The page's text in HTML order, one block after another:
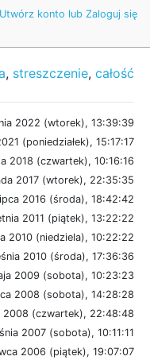
Utwórz konto lub Zaloguj się
, streszczenie, całość
2022 (wtorek), 13:39:39
(poniedziałek), 15:17:17
2018 (czwartek), 10:16:16
2017 (wtorek), 22:35:35
2016 (środa), 18:42:42
2011 (piątek), 13:22:22
2010 (niedziela), 10:22:22
2010 (środa), 17:36:36
2009 (sobota), 10:23:23
2008 (sobota), 14:28:28
2008 (czwartek), 22:48:48
2007 (sobota), 10:11:11
2006 (piątek), 19:07:07